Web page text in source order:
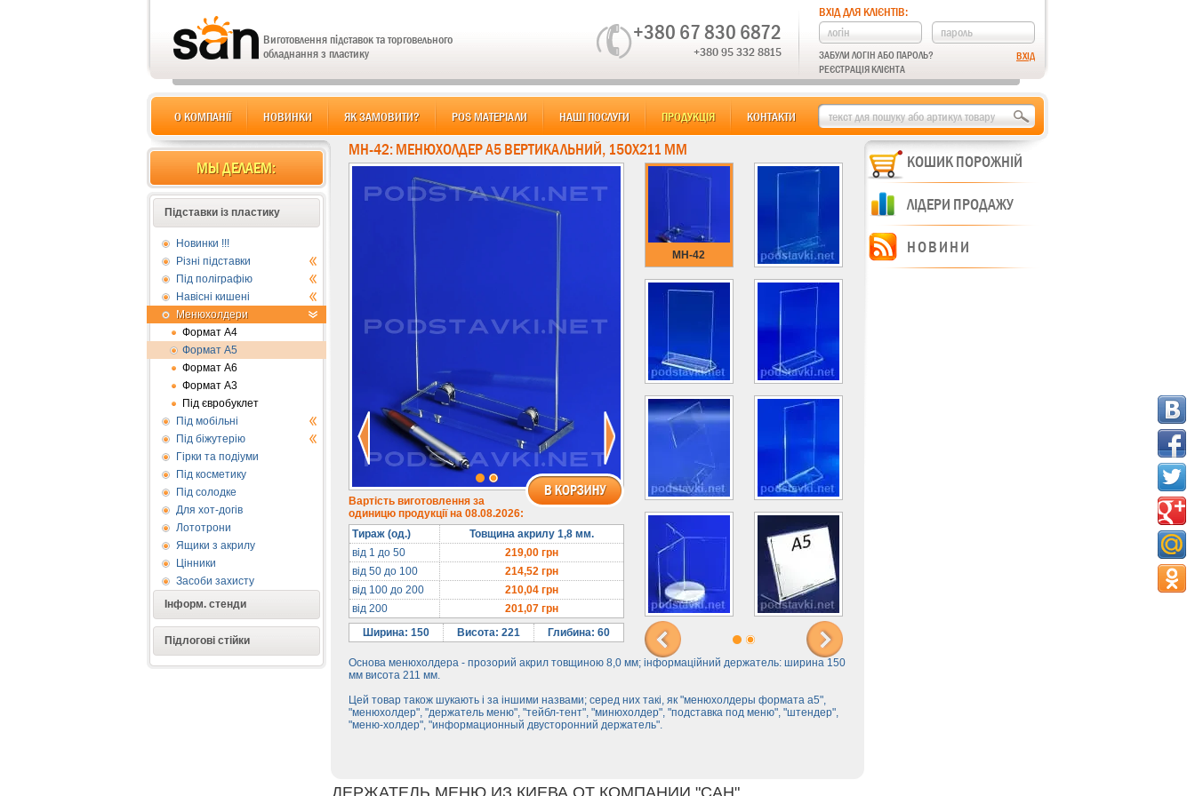
Виготовлення підставок та торговельного
обладнання з пластику
+380 67 830 6872
+380 95 332 8815
ВХІД ДЛЯ КЛІЄНТІВ:
ЗАБУЛИ ЛОГІН АБО ПАРОЛЬ?
РЕЄСТРАЦІЯ КЛІЄНТА
О КОМПАНІЇ НОВИНКИ ЯК ЗАМОВИТИ? POS МАТЕРІАЛИ НАШІ ПОСЛУГИ ПРОДУКЦІЯ КОНТАКТИ
МЫ ДЕЛАЕМ:
Підставки із пластику
Новинки !!!
Різні підставки
Під поліграфію
Навісні кишені
Менюхолдери
Формат А4
Формат А5
Формат А6
Формат А3
Під євробуклет
Під мобільні
Під біжутерію
Гірки та подіуми
Під косметику
Під солодке
Для хот-догів
Лототрони
Ящики з акрилу
Цінники
Засоби захисту
Інформ. стенди
Підлогові стійки
ДЕРЖАТЕЛЬ МЕНЮ ИЗ КИЕВА ОТ КОМПАНИИ "САН".
MH-42: МЕНЮХОЛДЕР А5 ВЕРТИКАЛЬНИЙ, 150Х211 ММ
Вартість виготовлення за
одиницю продукції на 08.08.2026:
Тираж (од.)
Товщина акрилу 1,8 мм.
від 1 до 50
219,00грн
від 50 до 100
214,52грн
від 100 до 200
210,04грн
від 200
201,07грн
Ширина: 150
Висота: 221 Глибина: 60
Основа менюхолдера - прозорий акрил товщиною 8,0 мм; інформаційний держатель: ширина 150
мм висота 211 мм.
Цей товар також шукають і за іншими назвами; серед них такі, як "менюхолдеры формата а5",
"менюхолдер", "держатель меню", "тейбл-тент", "минюхолдер", "подставка под меню", "штендер",
"меню-холдер", "информационный двусторонний держатель".
MH-42
КОШИК ПОРОЖНІЙ
ЛІДЕРИ ПРОДАЖУ
НОВИНИ